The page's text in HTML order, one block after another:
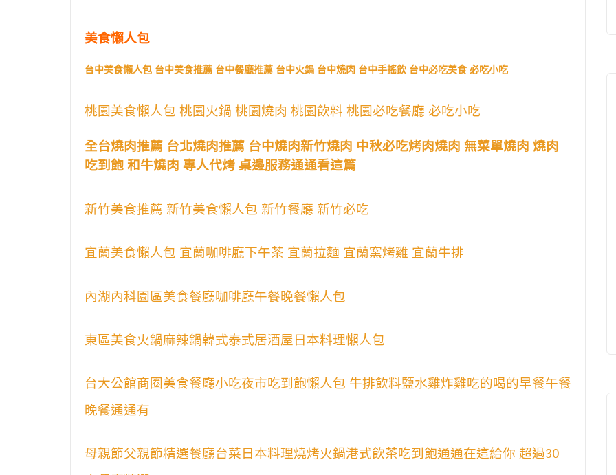
美食懶人包
台中美食懶人包 台中美食推薦 台中餐廳推薦 台中火鍋 台中燒肉 台中手搖飲 台中必吃美食 必吃小吃
桃園美食懶人包 桃園火鍋 桃園燒肉 桃園飲料 桃園必吃餐廳 必吃小吃
全台燒肉推薦 台北燒肉推薦 台中燒肉新竹燒肉 中秋必吃烤肉燒肉 無菜單燒肉 燒肉
吃到飽 和牛燒肉 專人代烤 桌邊服務通通看這篇
新竹美食推薦 新竹美食懶人包 新竹餐廳 新竹必吃
宜蘭美食懶人包 宜蘭咖啡廳下午茶 宜蘭拉麵 宜蘭窯烤雞 宜蘭牛排
內湖內科園區美食餐廳咖啡廳午餐晚餐懶人包
東區美食火鍋麻辣鍋韓式泰式居酒屋日本料理懶人包
台大公館商圈美食餐廳小吃夜市吃到飽懶人包 牛排飲料鹽水雞炸雞吃的喝的早餐午餐
晚餐通通有
母親節父親節精選餐廳台菜日本料理燒烤火鍋港式飲茶吃到飽通通在這給你 超過30